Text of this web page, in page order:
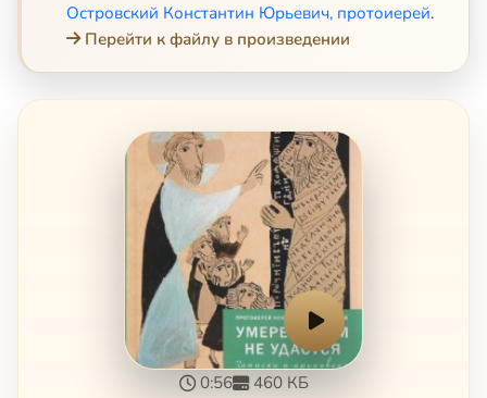
Островский Константин Юрьевич, протоиерей.
Перейти к файлу в произведении
0:56 460 КБ